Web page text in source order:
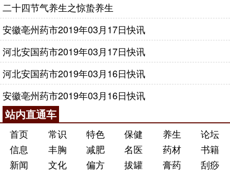
二十四节气养生之惊蛰养生
安徽亳州药市2019年03月17日快讯
河北安国药市2019年03月17日快讯
河北安国药市2019年03月16日快讯
安徽亳州药市2019年03月16日快讯
站内直通车
首页 常识 特色 保健 养生
论坛
信息
丰胸 减肥 名医 药材
书籍
新闻
文化 偏方 拔罐 膏药
刮痧